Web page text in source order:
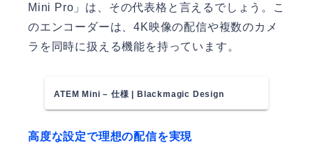
Mini Pro」は、その代表格と言えるでしょう。こ
のエンコーダーは、4K映像の配信や複数のカメ
ラを同時に扱える機能を持っています。
ATEM Mini – 仕様 | Blackmagic Design
高度な設定で理想の配信を実現